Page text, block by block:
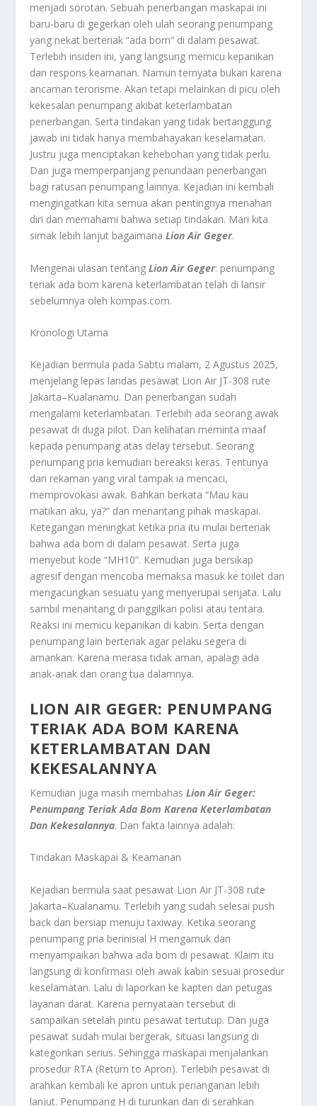
menjadi sorotan. Sebuah penerbangan maskapai ini
baru-baru di gegerkan oleh ulah seorang penumpang
yang nekat berteriak “ada bom” di dalam pesawat.
Terlebih insiden ini, yang langsung memicu kepanikan
dan respons keamanan. Namun ternyata bukan karena
ancaman terorisme. Akan tetapi melainkan di picu oleh
kekesalan penumpang akibat keterlambatan
penerbangan. Serta tindakan yang tidak bertanggung
jawab ini tidak hanya membahayakan keselamatan.
Justru juga menciptakan kehebohan yang tidak perlu.
Dan juga memperpanjang penundaan penerbangan
bagi ratusan penumpang lainnya. Kejadian ini kembali
mengingatkan kita semua akan pentingnya menahan
diri dan memahami bahwa setiap tindakan. Mari kita
simak lebih lanjut bagaimanaLion Air Geger.
Mengenai ulasan tentangLion Air Geger: penumpang
teriak ada bom karena keterlambatan telah di lansir
sebelumnya oleh kompas.com.
Kronologi Utama
Kejadian bermula pada Sabtu malam, 2 Agustus 2025,
menjelang lepas landas pesawat Lion Air JT-308 rute
Jakarta–Kualanamu. Dan penerbangan sudah
mengalami keterlambatan. Terlebih ada seorang awak
pesawat di duga pilot. Dan kelihatan meminta maaf
kepada penumpang atas delay tersebut. Seorang
penumpang pria kemudian bereaksi keras. Tentunya
dari rekaman yang viral tampak ia mencaci,
memprovokasi awak. Bahkan berkata “Mau kau
matikan aku, ya?” dan menantang pihak maskapai.
Ketegangan meningkat ketika pria itu mulai berteriak
bahwa ada bom di dalam pesawat. Serta juga
menyebut kode “MH10”. Kemudian juga bersikap
agresif dengan mencoba memaksa masuk ke toilet dan
mengacungkan sesuatu yang menyerupai senjata. Lalu
sambil menantang di panggilkan polisi atau tentara.
Reaksi ini memicu kepanikan di kabin. Serta dengan
penumpang lain berteriak agar pelaku segera di
amankan. Karena merasa tidak aman, apalagi ada
anak-anak dan orang tua dalamnya.
LION AIR GEGER: PENUMPANG
TERIAK ADA BOM KARENA
KETERLAMBATAN DAN
KEKESALANNYA
Kemudian juga masih membahasLion Air Geger:
Penumpang Teriak Ada Bom Karena Keterlambatan
Dan Kekesalannya. Dan fakta lainnya adalah:
Tindakan Maskapai & Keamanan
Kejadian bermula saat pesawat Lion Air JT-308 rute
Jakarta–Kualanamu. Terlebih yang sudah selesai push
back dan bersiap menuju taxiway. Ketika seorang
penumpang pria berinisial H mengamuk dan
menyampaikan bahwa ada bom di pesawat. Klaim itu
langsung di konfirmasi oleh awak kabin sesuai prosedur
keselamatan. Lalu di laporkan ke kapten dan petugas
layanan darat. Karena pernyataan tersebut di
sampaikan setelah pintu pesawat tertutup. Dan juga
pesawat sudah mulai bergerak, situasi langsung di
kategorikan serius. Sehingga maskapai menjalankan
prosedur RTA (Return to Apron). Terlebih pesawat di
arahkan kembali ke apron untuk penanganan lebih
lanjut. Penumpang H di turunkan dan di serahkan